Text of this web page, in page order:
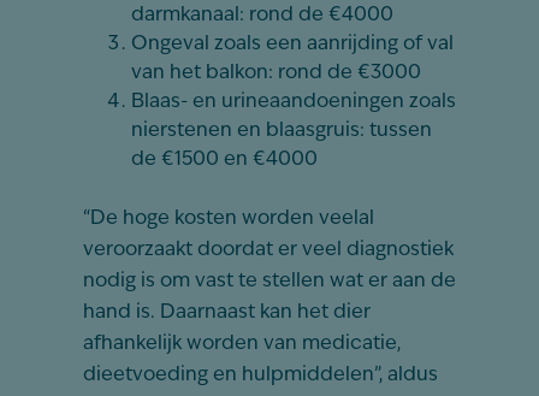
darmkanaal: rond de €4000
Ongeval zoals een aanrijding of val
van het balkon: rond de €3000
Blaas- en urineaandoeningen zoals
nierstenen en blaasgruis: tussen
de €1500 en €4000
“De hoge kosten worden veelal
veroorzaakt doordat er veel diagnostiek
nodig is om vast te stellen wat er aan de
hand is. Daarnaast kan het dier
afhankelijk worden van medicatie,
dieetvoeding en hulpmiddelen”, aldus